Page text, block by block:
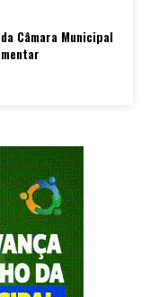
Câmara Municipal